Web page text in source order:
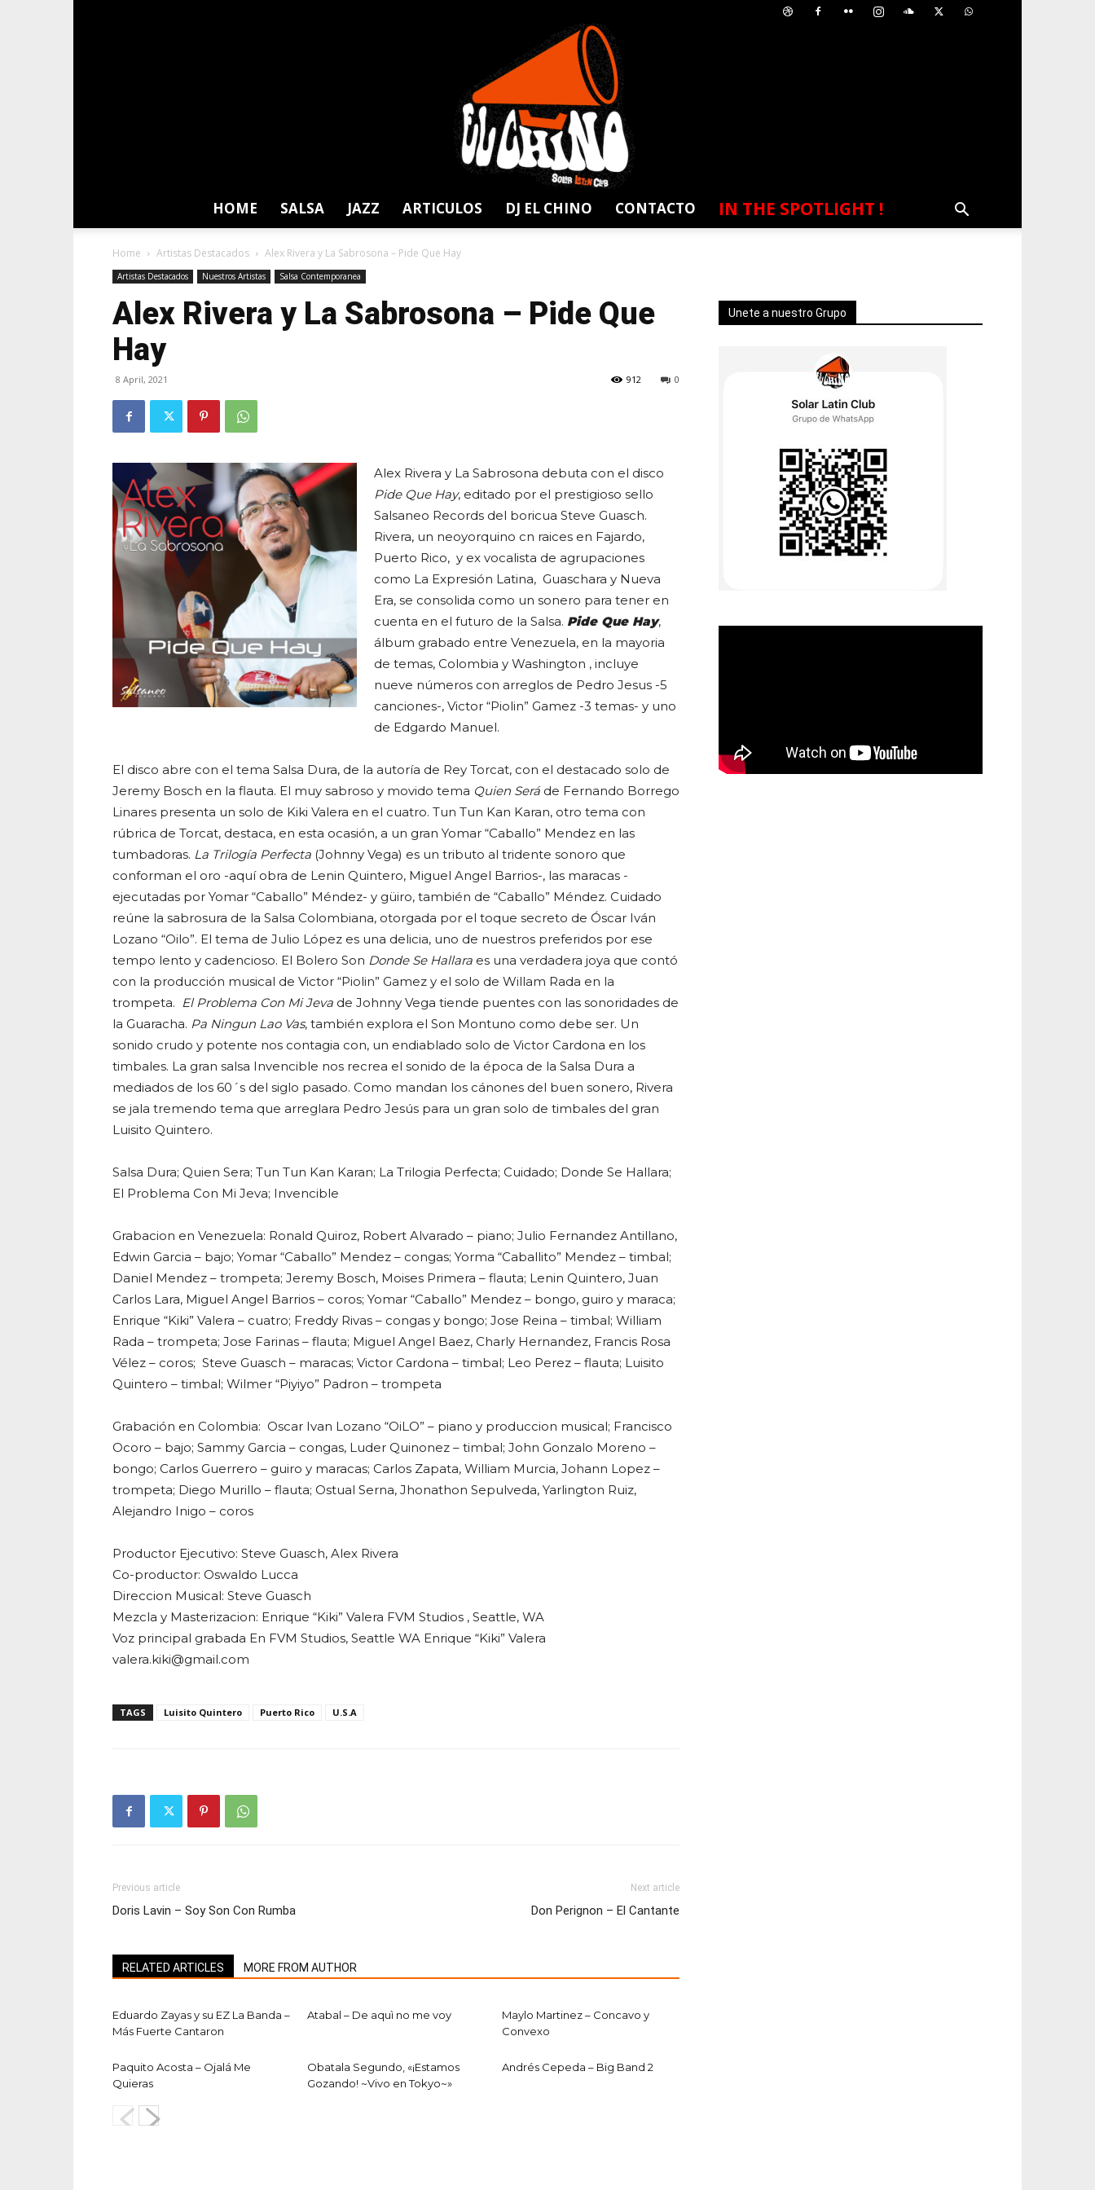
HOME SALSA JAZZ ARTICULOS DJ EL CHINO CONTACTO IN THE SPOTLIGHT !
Home Artistas Destacados Alex Rivera y La Sabrosona – Pide Que Hay
Artistas Destacados Nuestros Artistas Salsa Contemporanea
Alex Rivera y La Sabrosona – Pide Que
Hay
8 April, 2021 0
912
Alex Rivera y La Sabrosona debuta con el disco
Pide Que Hay, editado por el prestigioso sello
Salsaneo Records del boricua Steve Guasch.
Rivera, un neoyorquino cn raices en Fajardo,
Puerto Rico, y ex vocalista de agrupaciones
como La Expresión Latina, Guaschara y Nueva
Era, se consolida como un sonero para tener en
cuenta en el futuro de la Salsa. Pide Que Hay,
álbum grabado entre Venezuela, en la mayoria
de temas, Colombia y Washington , incluye
nueve números con arreglos de Pedro Jesus -5
canciones-, Victor “Piolin” Gamez -3 temas- y uno
de Edgardo Manuel.
El disco abre con el tema Salsa Dura, de la autoría de Rey Torcat, con el destacado solo de
Jeremy Bosch en la flauta. El muy sabroso y movido tema Quien Será de Fernando Borrego
Linares presenta un solo de Kiki Valera en el cuatro. Tun Tun Kan Karan, otro tema con
rúbrica de Torcat, destaca, en esta ocasión, a un gran Yomar “Caballo” Mendez en las
tumbadoras. La Trilogía Perfecta (Johnny Vega) es un tributo al tridente sonoro que
conforman el oro -aquí obra de Lenin Quintero, Miguel Angel Barrios-, las maracas -
ejecutadas por Yomar “Caballo” Méndez- y güiro, también de “Caballo” Méndez. Cuidado
reúne la sabrosura de la Salsa Colombiana, otorgada por el toque secreto de Óscar Iván
Lozano “Oilo”. El tema de Julio López es una delicia, uno de nuestros preferidos por ese
tempo lento y cadencioso. El Bolero Son Donde Se Hallara es una verdadera joya que contó
con la producción musical de Victor “Piolin” Gamez y el solo de Willam Rada en la
trompeta. El Problema Con Mi Jeva de Johnny Vega tiende puentes con las sonoridades de
la Guaracha. Pa Ningun Lao Vas, también explora el Son Montuno como debe ser. Un
sonido crudo y potente nos contagia con, un endiablado solo de Victor Cardona en los
timbales. La gran salsa Invencible nos recrea el sonido de la época de la Salsa Dura a
mediados de los 60´s del siglo pasado. Como mandan los cánones del buen sonero, Rivera
se jala tremendo tema que arreglara Pedro Jesús para un gran solo de timbales del gran
Luisito Quintero.
Salsa Dura; Quien Sera; Tun Tun Kan Karan; La Trilogia Perfecta; Cuidado; Donde Se Hallara;
El Problema Con Mi Jeva; Invencible
Grabacion en Venezuela: Ronald Quiroz, Robert Alvarado – piano; Julio Fernandez Antillano,
Edwin Garcia – bajo; Yomar “Caballo” Mendez – congas; Yorma “Caballito” Mendez – timbal;
Daniel Mendez – trompeta; Jeremy Bosch, Moises Primera – flauta; Lenin Quintero, Juan
Carlos Lara, Miguel Angel Barrios – coros; Yomar “Caballo” Mendez – bongo, guiro y maraca;
Enrique “Kiki” Valera – cuatro; Freddy Rivas – congas y bongo; Jose Reina – timbal; William
Rada – trompeta; Jose Farinas – flauta; Miguel Angel Baez, Charly Hernandez, Francis Rosa
Vélez – coros; Steve Guasch – maracas; Victor Cardona – timbal; Leo Perez – flauta; Luisito
Quintero – timbal; Wilmer “Piyiyo” Padron – trompeta
Grabación en Colombia: Oscar Ivan Lozano “OiLO” – piano y produccion musical; Francisco
Ocoro – bajo; Sammy Garcia – congas, Luder Quinonez – timbal; John Gonzalo Moreno –
bongo; Carlos Guerrero – guiro y maracas; Carlos Zapata, William Murcia, Johann Lopez –
trompeta; Diego Murillo – flauta; Ostual Serna, Jhonathon Sepulveda, Yarlington Ruiz,
Alejandro Inigo – coros
Productor Ejecutivo: Steve Guasch, Alex Rivera
Co-productor: Oswaldo Lucca
Direccion Musical: Steve Guasch
Mezcla y Masterizacion: Enrique “Kiki” Valera FVM Studios , Seattle, WA
Voz principal grabada En FVM Studios, Seattle WA Enrique “Kiki” Valera
valera.kiki@gmail.com
TAGS Luisito Quintero Puerto Rico U.S.A
Previous article
Doris Lavin – Soy Son Con Rumba
Next article
Don Perignon – El Cantante
RELATED ARTICLES MORE FROM AUTHOR
Eduardo Zayas y su EZ La Banda –
Más Fuerte Cantaron
Atabal – De aquì no me voy
Maylo Martinez – Concavo y
Convexo
Paquito Acosta – Ojalá Me
Quieras
Obatala Segundo, «¡Estamos
Gozando! ~Vivo en Tokyo~»
Andrés Cepeda – Big Band 2
Unete a nuestro Grupo